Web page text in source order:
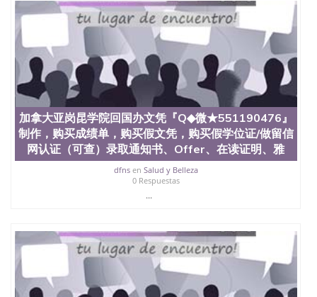
作，购买成绩单，购买假文凭，购买假学位证/做留
信网认证（可查）录取通知书、Offer、在读证明、雅
思托福成绩单，制造假国外大学文凭办理成绩单学历
认证 Charles Darwin University diploma
加拿大亚岗昆学院回国办文凭『Q◆微★551190476』
制作，购买成绩单，购买假文凭，购买假学位证/做留信
网认证（可查）录取通知书、Offer、在读证明、雅
dfnsen Salud y Belleza
0 Respuestas
...